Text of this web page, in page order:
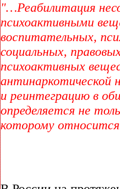
"…Реабилитация
психоактивными
воспитательных,
социальных,
психоактивных
антинаркотической
и реинтеграцию в
определяется не
которому